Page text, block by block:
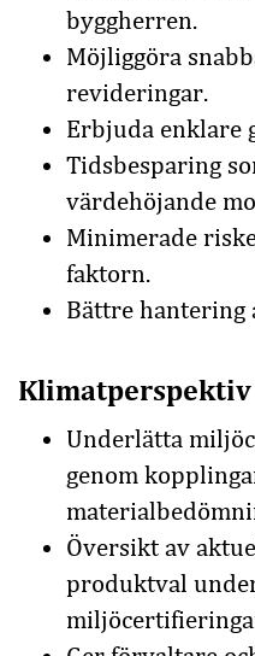
byggherren.
Möjliggöra
revideringar.
Erbjuda enklare
Tidsbesparing
värdehöjande
Minimerade
faktorn.
Bättre hantering
Klimatperspektiv
Underlätta
genom
Översikt av
produktval